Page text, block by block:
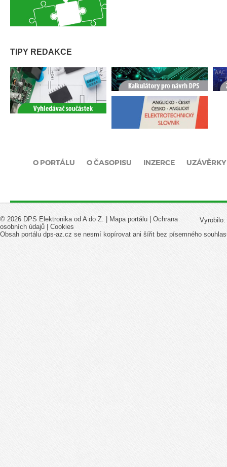
TIPY REDAKCE
O PORTÁLU O ČASOPISU INZERCE UZÁVĚRKY
Vyrobilo:
© 2026 DPS Elektronika od A do Z. | Mapa portálu
Ochrana
osobních údajů
Cookies
Obsah portálu dps-az.cz se nesmí kopírovat ani šířit bez písemného